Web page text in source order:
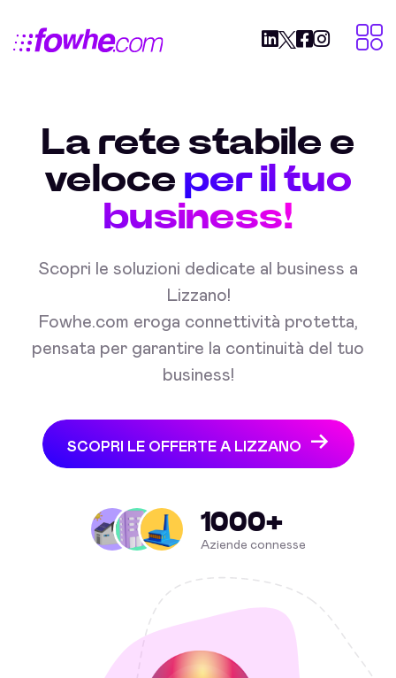
La rete stabile e
veloce per il tuo
business!
Scopri le soluzioni dedicate al business a
Lizzano!
Fowhe.com eroga connettività protetta,
pensata per garantire la continuità del tuo
business!
SCOPRI LE OFFERTE A LIZZANO
1000+
Aziende connesse